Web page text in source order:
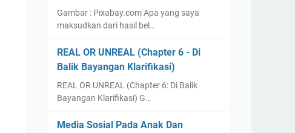
Gambar : Pixabay.com Apa yang saya
maksudkan dari hasil bel…
REAL OR UNREAL (Chapter 6 - Di
Balik Bayangan Klarifikasi)
REAL OR UNREAL (Chapter 6: Di Balik
Bayangan Klarifikasi) G…
Media Sosial Pada Anak Dan